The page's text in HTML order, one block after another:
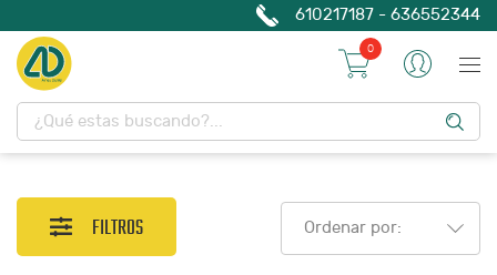
610217187 - 636552344
0
FILTROS Ordenar por: